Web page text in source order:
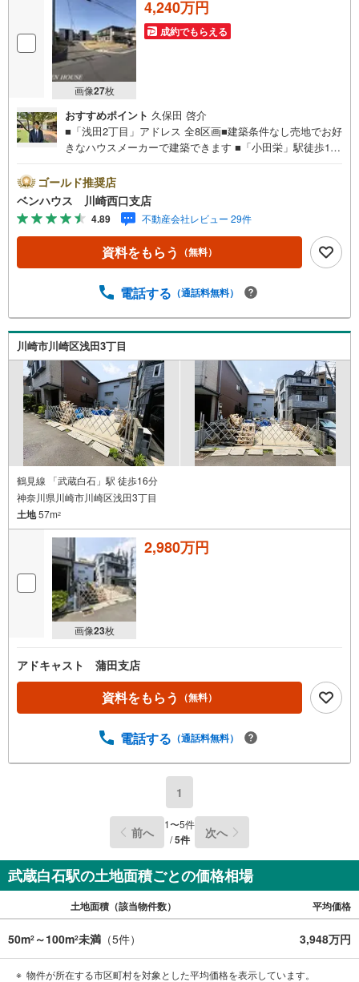
画像27枚
4,240万円
成約でもらえる
おすすめポイント 久保田 啓介
■「浅田2丁目」アドレス 全8区画■建築条件なし売地でお好
きなハウスメーカーで建築できます ■「小田栄」駅徒歩13
便14分利用可能！■ご見学をご希望のお客様、平日・休日
問わず ご対応させていただきます。■また、オンライン案
内・相談などにも対応しております。 どうぞ お気軽に
ご連絡下さい。その他にも・・・●「この物件以外にも何件
か一緒に物件を見てみたい」●「私はローンいくら借りられ
るのだろう？」●「買替えなので、自宅がいくらで売却でき
「頭金は、どれくらいないと買えないの？」●「自営業者は
らないことばかり・・・。ご安心ください!!お力になれる事
がございましたら、誠心誠意 お手伝いをさせていただきま
す。【ベンハウス】にお任せ下さい！
ゴールド推奨店
ベンハウス 川崎西口支店
4.89 不動産会社レビュー 29件
資料をもらう （無料）
電話する （通話料無料）
川崎市川崎区浅田3丁目
鶴見線 「武蔵白石」駅 徒歩16分
神奈川県川崎市川崎区浅田3丁目
土地57m2
画像23枚
2,980万円
アドキャスト 蒲田支店
資料をもらう （無料）
電話する （通話料無料）
1
前へ 1〜5件
/5件 次へ
武蔵白石駅の土地面積ごとの価格相場
土地面積（該当物件数） 平均価格
50m2 ～100m2未満 （5件） 3,948万円
物件が所在する市区町村を対象とした平均価格を表示しています。